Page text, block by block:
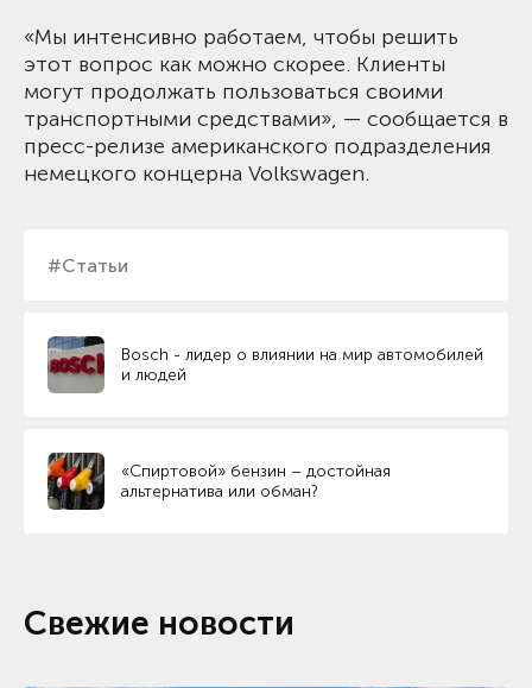
#Статьи
Bosch - лидер о влиянии на мир автомобилей
и людей
«Спиртовой» бензин – достойная
альтернатива или обман?
«Мы интенсивно работаем, чтобы решить
этот вопрос как можно скорее. Клиенты
могут продолжать пользоваться своими
транспортными средствами», — сообщается в
пресс-релизе американского подразделения
немецкого концерна Volkswagen.
Свежие новости